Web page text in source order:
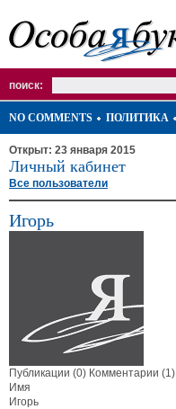
поиск:
NO COMMENTS ПОЛИТИКА
Открыт: 23 января 2015
Личный кабинет
Все пользователи
Игорь
Публикации (0) Комментарии (1)
Имя
Игорь